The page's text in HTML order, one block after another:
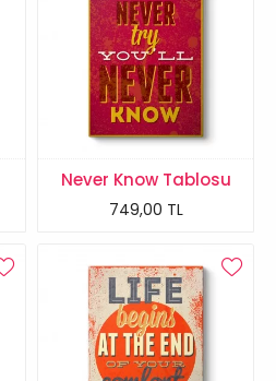
Never Know Tablosu
749,00 TL